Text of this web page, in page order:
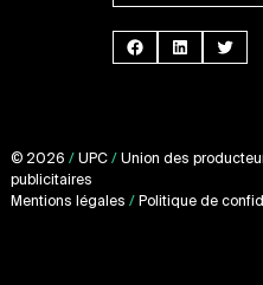
Facebook
LinkedIn
© 2026 / UPC / Union des
publicitaires
Mentions légales / Politique de